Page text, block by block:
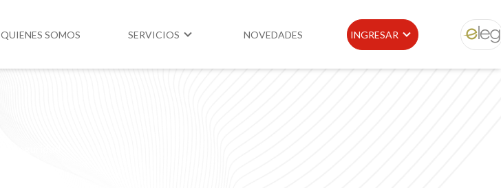
QUIENES SOMOS SERVICIOS NOVEDADES INGRESAR ELEG